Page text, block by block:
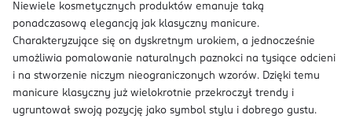
Niewiele kosmetycznych produktów emanuje taką
ponadczasową elegancją jak klasyczny manicure.
Charakteryzujące się on dyskretnym urokiem, a jednocześnie
umożliwia pomalowanie naturalnych paznokci na tysiące odcieni
i na stworzenie niczym nieograniczonych wzorów. Dzięki temu
manicure klasyczny już wielokrotnie przekroczył trendy i
ugruntował swoją pozycję jako symbol stylu i dobrego gustu.